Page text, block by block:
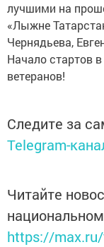
лучшими на
«Лыжне
Чернядьева,
Начало стартов
ветеранов!
Следите за
Telegram-
Читайте
https://